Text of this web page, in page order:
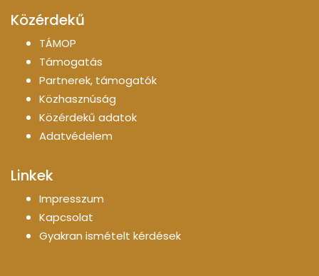
Közérdekű
TÁMOP
Támogatás
Partnerek, támogatók
Közhasznúság
Közérdekű adatok
Adatvédelem
Linkek
Impresszum
Kapcsolat
Gyakran ismételt kérdések